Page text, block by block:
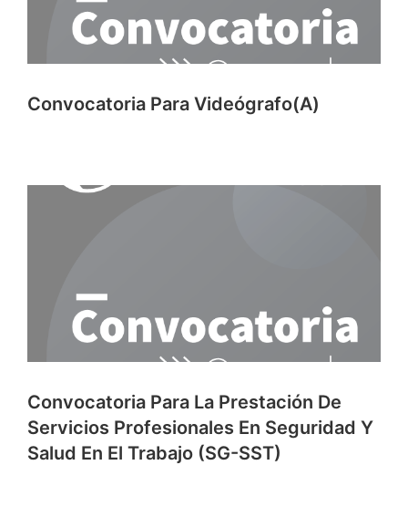
Convocatoria Para Videógrafo(a)
Convocatoria Para La Prestación De
Servicios Profesionales En Seguridad Y
Salud En El Trabajo (SG-SST)